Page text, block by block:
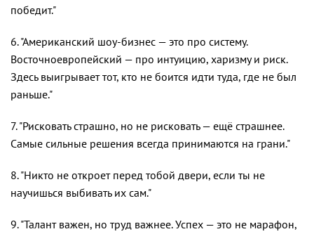
победит."
6. "Американский шоу-бизнес — это про систему.
Восточноевропейский — про интуицию, харизму и риск.
Здесь выигрывает тот, кто не боится идти туда, где не был
раньше."
7. "Рисковать страшно, но не рисковать — ещё страшнее.
Самые сильные решения всегда принимаются на грани."
8. "Никто не откроет перед тобой двери, если ты не
научишься выбивать их сам."
9. "Талант важен, но труд важнее. Успех — это не марафон,